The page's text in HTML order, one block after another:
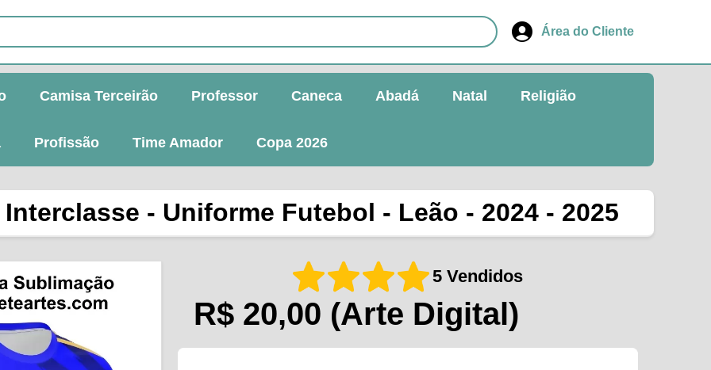
Área do Cliente
Camisa Terceirão Professor Caneca Abadá Natal Religião
Profissão Time Amador Copa 2026
- Uniforme Futebol - Leão - 2024 - 2025
5 Vendidos
R$ 20,00 (Arte Digital)